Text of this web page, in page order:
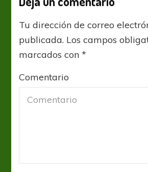
Tu dirección de correo
publicada. Los campos
marcados con*
Comentario